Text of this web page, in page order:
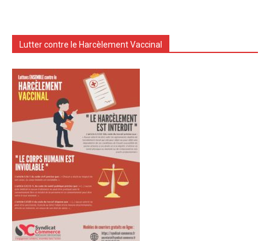
Lutter contre le Harcèlement Vaccinal